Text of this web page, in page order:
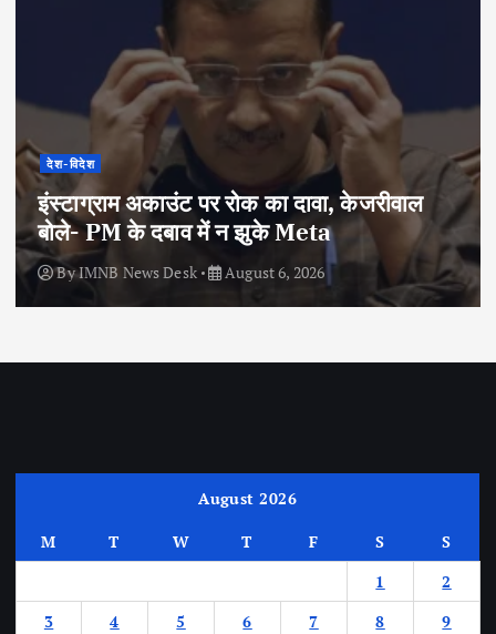
देश-विदेश
इंस्टाग्राम अकाउंट पर रोक का दावा, केजरीवाल
बोले- PM के दबाव में न झुके Meta
ByIMNB News Desk August 6, 2026
August 2026
M T W T F S
S
1
2
3
4 5 6 7 8
9